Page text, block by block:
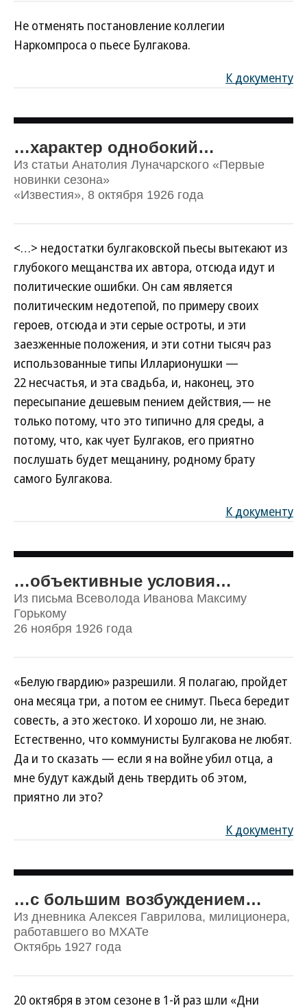
Не отменять постановление коллегии
Наркомпроса о пьесе Булгакова.
К документу
…характер однобокий…
Из статьи Анатолия Луначарского «Первые
новинки сезона»
«Известия», 8 октября 1926 года
<…> недостатки булгаковской пьесы вытекают из
глубокого мещанства их автора, отсюда идут и
политические ошибки. Он сам является
политическим недотепой, по примеру своих
героев, отсюда и эти серые остроты, и эти
заезженные положения, и эти сотни тысяч раз
использованные типы Илларионушки —
22 несчастья, и эта свадьба, и, наконец, это
пересыпание дешевым пением действия,— не
только потому, что это типично для среды, а
потому, что, как чует Булгаков, его приятно
послушать будет мещанину, родному брату
самого Булгакова.
К документу
…объективные условия…
Из письма Всеволода Иванова Максиму
Горькому
26 ноября 1926 года
«Белую гвардию» разрешили. Я полагаю, пройдет
она месяца три, а потом ее снимут. Пьеса бередит
совесть, а это жестоко. И хорошо ли, не знаю.
Естественно, что коммунисты Булгакова не любят.
Да и то сказать — если я на войне убил отца, а
мне будут каждый день твердить об этом,
приятно ли это?
К документу
…с большим возбуждением…
Из дневника Алексея Гаврилова, милиционера,
работавшего во МХАТе
Октябрь 1927 года
20 октября в этом сезоне в 1-й раз шли «Дни